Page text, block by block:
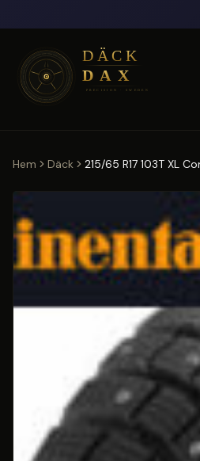
Hem Däck 215/65 R17 103T XL